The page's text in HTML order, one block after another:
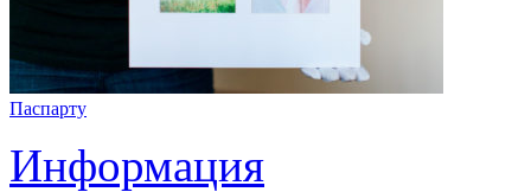
Паспарту
Информация